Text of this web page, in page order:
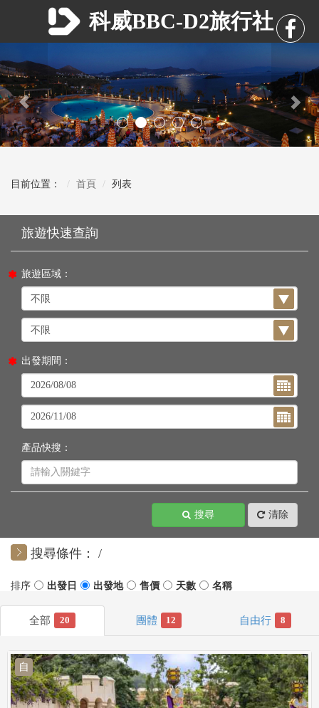
科威BBC-D2旅行社
目前位置： 首頁 列表
旅遊區域：
出發期間：
產品快搜：
搜尋 清除
搜尋條件：
20 12 8
自